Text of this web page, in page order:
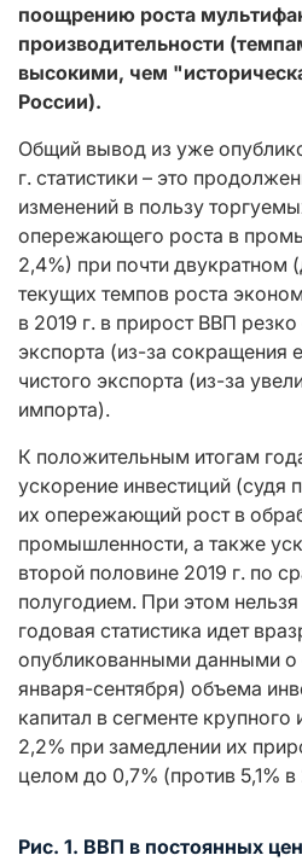
поощрению роста
производительности
высокими, чем
России).
Общий вывод из уже
г. статистики – это
изменений в пользу
опережающего роста в
2,4%) при почти двукратном
текущих темпов роста
в 2019 г. в прирост ВВП
экспорта (из-за сокращения
чистого экспорта (из-за
импорта).
К положительным итогам
ускорение инвестиций (судя
их опережающий рост в
промышленности, а также
второй половине 2019 г. по
полугодием. При этом нельзя
годовая статистика идет
опубликованными данными о
января-сентября) объема
капитал в сегменте крупного
2,2% при замедлении их
целом до 0,7% (против 5,1% в
Рис. 1. ВВП в постоянных